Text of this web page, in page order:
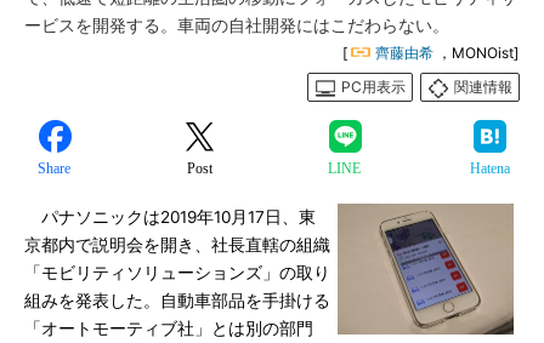
ービスを開発する。車両の自社開発にはこだわらない。
[ 齊藤由希 ，MONOist]
PC用表示
関連情報
Share Post LINE Hatena
パナソニックは2019年10月17日、東
京都内で説明会を開き、社長直轄の組織
「モビリティソリューションズ」の取り
組みを発表した。自動車部品を手掛ける
「オートモーティブ社」とは別の部門